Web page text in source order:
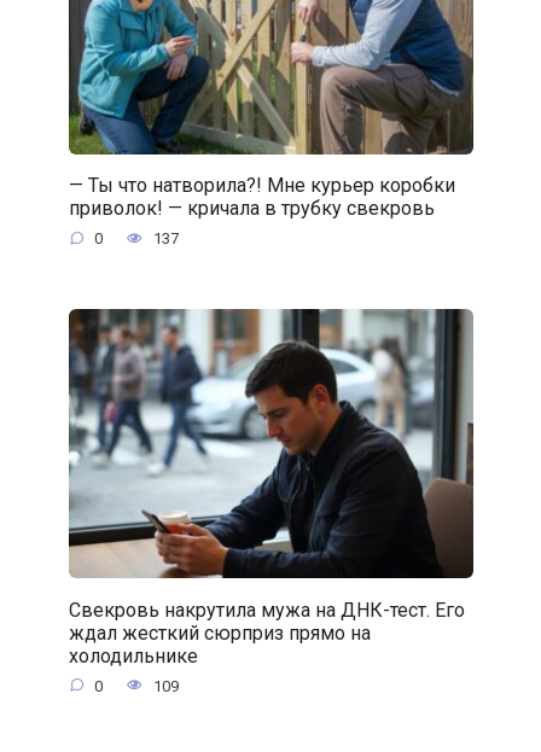
— Ты что натворила?! Мне курьер коробки
приволок! — кричала в трубку свекровь
0 137
Свекровь накрутила мужа на ДНК-тест. Его
ждал жесткий сюрприз прямо на
холодильнике
0 109